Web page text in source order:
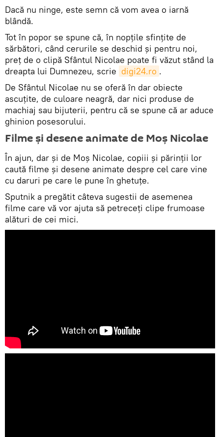
Dacă nu ninge, este semn că vom avea o iarnă
blândă.
Tot în popor se spune că, în nopţile sfinţite de
sărbători, când cerurile se deschid şi pentru noi,
preţ de o clipă Sfântul Nicolae poate fi văzut stând la
dreapta lui Dumnezeu, scrie digi24.ro .
De Sfântul Nicolae nu se oferă în dar obiecte
ascuțite, de culoare neagră, dar nici produse de
machiaj sau bijuterii, pentru că se spune că ar aduce
ghinion posesorului.
Filme și desene animate de Moș Nicolae
În ajun, dar și de Moș Nicolae, copiii și părinții lor
caută filme și desene animate despre cel care vine
cu daruri pe care le pune în ghetuțe.
Sputnik a pregătit câteva sugestii de asemenea
filme care vă vor ajuta să petreceți clipe frumoase
alături de cei mici.